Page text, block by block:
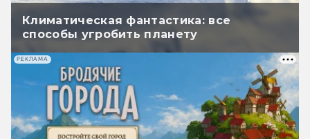
Климатическая фантастика: все
способы угробить планету
РЕКЛАМА